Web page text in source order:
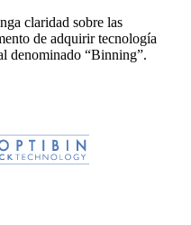
claridad sobre las
de adquirir tecnología
denominado “Binning”.